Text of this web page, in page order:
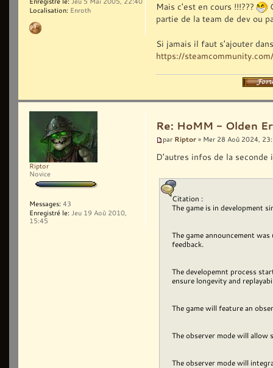
Mais c'est en cours !!!???
partie de la team de dev ou
Si jamais il faut s'ajouter
https://
Localisation: Enroth
Re: HoMM - Olden
par Riptor » Mer 28 Aoû 2024,
D'autres infos de la seconde
Citation :
The game is in development
The game announcement
feedback.
The developemnt process
ensure longevity and
The game will feature an
The observer mode will
The observer mode will
Riptor
Novice
Messages: 43
Enregistré le: Jeu 19 Aoû 2010,
15:45